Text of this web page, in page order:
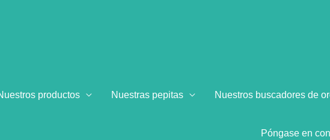
productos Nuestras pepitas Nuestros buscadores de
Póngase en
NOTICIAS